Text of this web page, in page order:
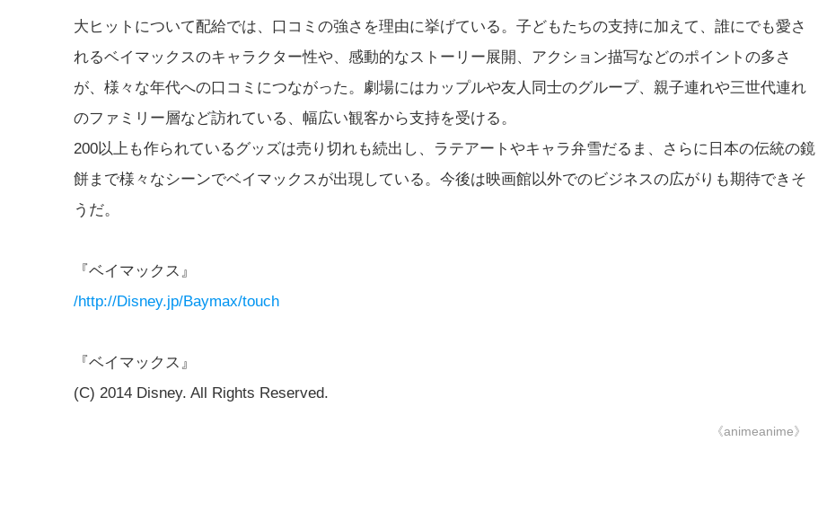
大ヒットについて配給では、口コミの強さを理由に挙げている。子どもたちの支持に加えて、誰にでも愛さ
れるベイマックスのキャラクター性や、感動的なストーリー展開、アクション描写などのポイントの多さ
が、様々な年代への口コミにつながった。劇場にはカップルや友人同士のグループ、親子連れや三世代連れ
のファミリー層など訪れている、幅広い観客から支持を受ける。
200以上も作られているグッズは売り切れも続出し、ラテアートやキャラ弁雪だるま、さらに日本の伝統の鏡
餅まで様々なシーンでベイマックスが出現している。今後は映画館以外でのビジネスの広がりも期待できそ
うだ。
『ベイマックス』
/http://Disney.jp/Baymax/touch
『ベイマックス』
(C) 2014 Disney. All Rights Reserved.
《animeanime》